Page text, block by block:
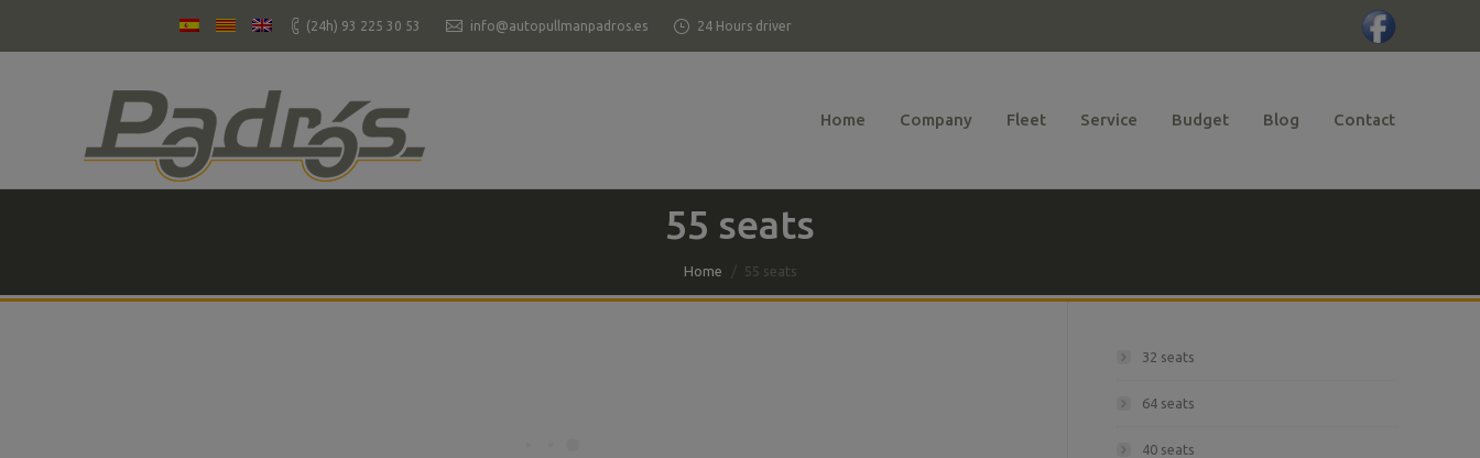
(24h) 93 225 30 53 info@autopullmanpadros.es 24 Hours driver
Home Company Fleet Service Budget Blog Contact
55 seats
Home 55 seats
32 seats
64 seats
40 seats